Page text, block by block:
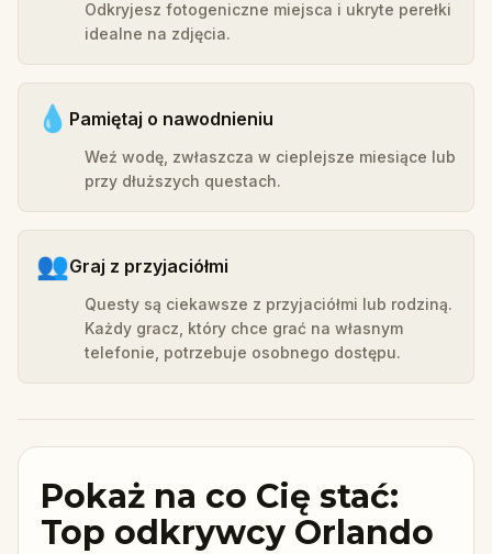
Odkryjesz fotogeniczne miejsca i ukryte perełki
idealne na zdjęcia.
💧 Pamiętaj o nawodnieniu
Weź wodę, zwłaszcza w cieplejsze miesiące lub
przy dłuższych questach.
👥Graj z przyjaciółmi
Questy są ciekawsze z przyjaciółmi lub rodziną.
Każdy gracz, który chce grać na własnym
telefonie, potrzebuje osobnego dostępu.
Pokaż na co Cię stać:
Top odkrywcy Orlando